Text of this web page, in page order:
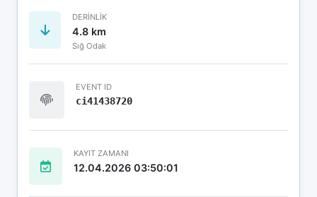
DERINLIK
4.8 km
Sığ Odak
EVENT ID
ci41438720
KAYIT ZAMANI
12.04.2026 03:50:01